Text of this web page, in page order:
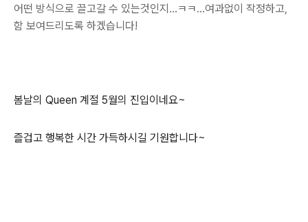
어떤 방식으로 끌고갈 수 있는것인지...ㅋㅋ...여과없이 작정하고,
함 보여드리도록 하겠습니다!
봄날의 Queen 계절 5월의 진입이네요~
즐겁고 행복한 시간 가득하시길 기원합니다~